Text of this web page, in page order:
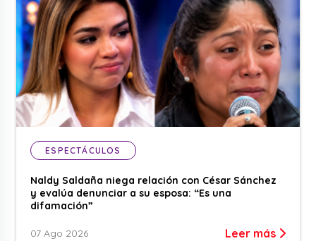
ESPECTÁCULOS
Naldy Saldaña niega relación con César Sánchez
y evalúa denunciar a su esposa: “Es una
difamación”
07 Ago 2026 Leer más